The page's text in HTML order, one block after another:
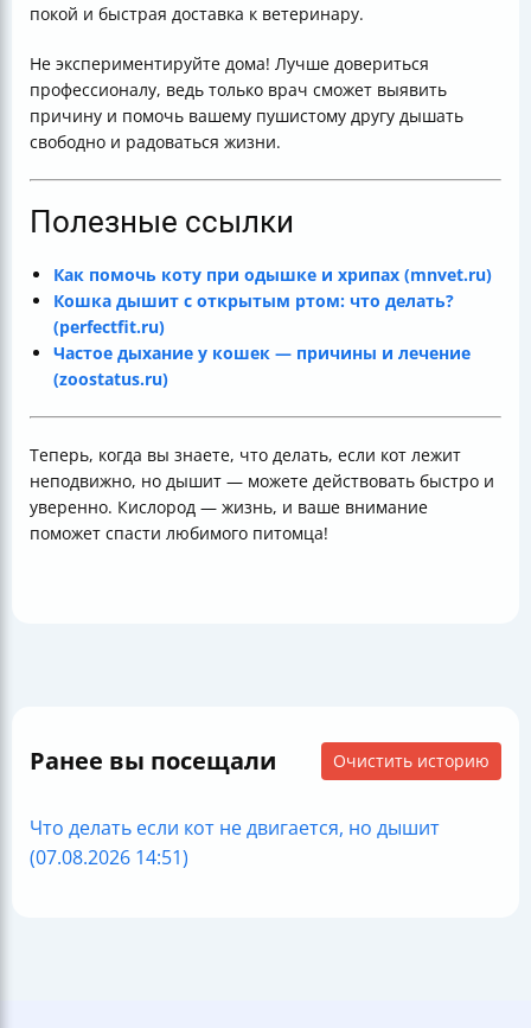
покой и быстрая доставка к ветеринару.
Не экспериментируйте дома! Лучше довериться
профессионалу, ведь только врач сможет выявить
причину и помочь вашему пушистому другу дышать
свободно и радоваться жизни.
Полезные ссылки
Как помочь коту при одышке и хрипах (mnvet.ru)
Кошка дышит с открытым ртом: что делать?
(perfectfit.ru)
Частое дыхание у кошек — причины и лечение
(zoostatus.ru)
Теперь, когда вы знаете, что делать, если кот лежит
неподвижно, но дышит — можете действовать быстро и
уверенно. Кислород — жизнь, и ваше внимание
поможет спасти любимого питомца!
Ранее вы посещали Очистить историю
Что делать если кот не двигается, но дышит
(07.08.2026 14:51)